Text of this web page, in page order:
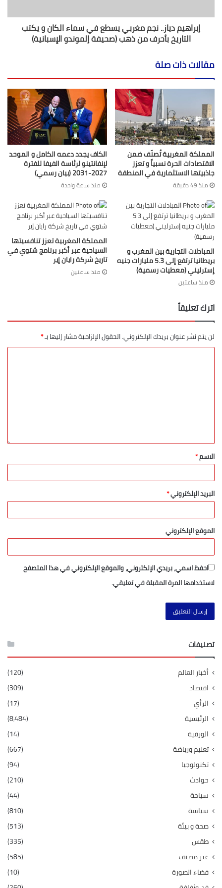
إبراهيم دياز.. نجم مغربي يسطع في سماء الكان و يكتب
التاريخ بأحرف من ذهب (صحيفة إلموندو الإسبانية)
مقالات ذات صلة
المملكة المغربية تُصنّف ضمن
الاقتصادات الحرة نسبياً و تعزز
جاذبيتها الاستثمارية في المنطقة
منذ 49 دقيقة
الكاف يجدد دعمه الكامل و الموحد
لإنفانتينو لرئاسة الفيفا للفترة
2027-2031 (بيان رسمي)
منذ ساعة واحدة
المبادلات التجارية بين المغرب و
بريطانيا ترتفع إلى 5.3 مليارات جنيه
إسترليني (معطيات رسمية)
منذ ساعتين
المملكة المغربية تعزز تنافسيتها
السياحية عبر أكبر برنامج شتوي في
تاريخ شركة رايان إير
منذ ساعتين
اترك تعليقاً
لن يتم نشر عنوان بريدك الإلكتروني.الحقول الإلزامية مشار إليها بـ*
الاسم*
البريد الإلكتروني*
الموقع الإلكتروني
احفظ اسمي، بريدي الإلكتروني، والموقع الإلكتروني في هذا المتصفح
لاستخدامها المرة المقبلة في تعليقي.
تصنيفات
أخبار العالم
(120)
اقتصاد
(309)
الرأي
(17)
الرئيسية
(8٬484)
الورقية
(14)
تعليم ورياضة
(667)
تكنولوجيا
(94)
حوادث
(210)
سياحة
(44)
سياسة
(810)
صحة و بيئة
(513)
طقس
(335)
غير مصنف
(585)
فضاء الصورة
(10)